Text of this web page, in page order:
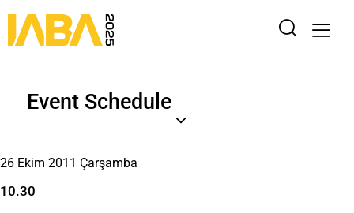
Event Schedule
26 Ekim 2011 Çarşamba
10.30